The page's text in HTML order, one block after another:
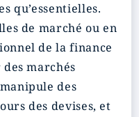
qu’essentielles.
de marché ou en
de la finance
marchés
des
des devises, et